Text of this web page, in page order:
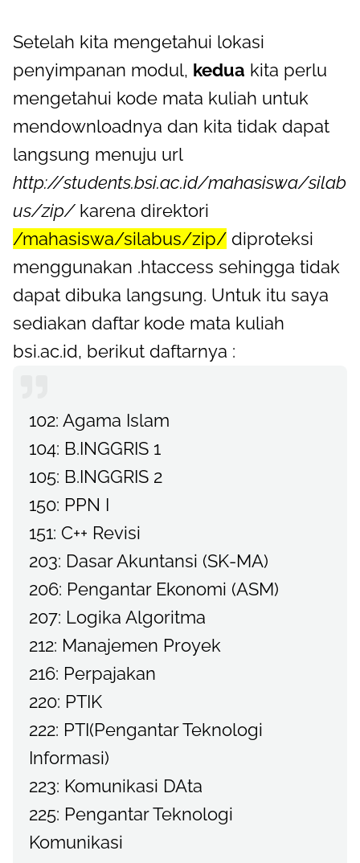
Setelah kita mengetahui lokasi
penyimpanan modul, kedua kita perlu
mengetahui kode mata kuliah untuk
mendownloadnya dan kita tidak dapat
langsung menuju url
http://students.bsi.ac.id/mahasiswa/silab
us/zip/karena direktori
/mahasiswa/silabus/zip/ diproteksi
menggunakan .htaccess sehingga tidak
dapat dibuka langsung. Untuk itu saya
sediakan daftar kode mata kuliah
bsi.ac.id, berikut daftarnya :
102: Agama Islam
104: B.INGGRIS 1
105: B.INGGRIS 2
150: PPN I
151: C++ Revisi
203: Dasar Akuntansi (SK-MA)
206: Pengantar Ekonomi (ASM)
207: Logika Algoritma
212: Manajemen Proyek
216: Perpajakan
220: PTIK
222: PTI(Pengantar Teknologi
Informasi)
223: Komunikasi DAta
225: Pengantar Teknologi
Komunikasi